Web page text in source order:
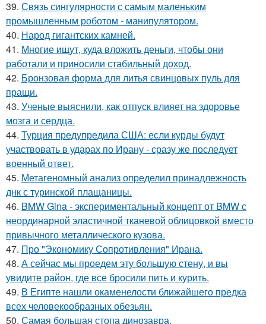
39. Связь сингулярности с самым маленьким
промышленным роботом - манипулятором.
40. Народ гигантских камней.
41. Многие ищут, куда вложить деньги, чтобы они
работали и приносили стабильный доход.
42. Бронзовая форма для литья свинцовых пуль для
пращи.
43. Ученые выяснили, как отпуск влияет на здоровье
мозга и сердца.
44. Турция предупредила США: если курды будут
участвовать в ударах по Ирану - сразу же последует
военный ответ.
45. Метагеномный анализ определил принадлежность
днк с туринской плащаницы.
46. BMW Gina - экспериментальный концепт от BMW с
неординарной эластичной тканевой облицовкой вместо
привычного металлического кузова.
47. Про "Экономику Сопротивления" Ирана.
48. А сейчас мы проедем эту большую стену, и вы
увидите район, где все бросили пить и курить.
49. В Египте нашли окаменелости ближайшего предка
всех человекообразных обезьян.
50. Самая большая стопа динозавра.